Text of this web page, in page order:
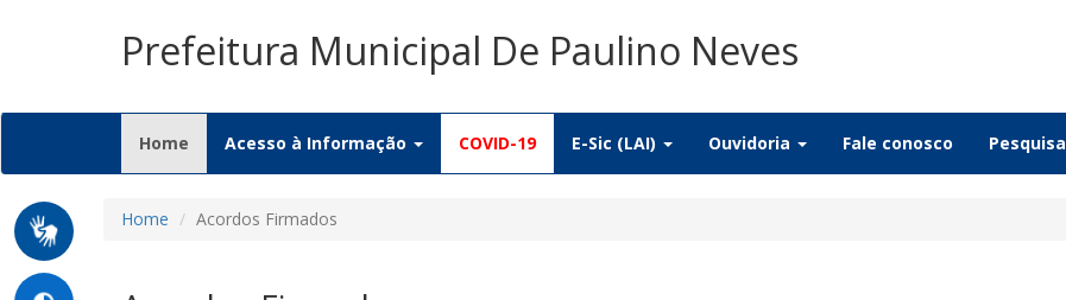
Prefeitura Municipal De Paulino Neves
Home (current)
Acesso à Informação COVID-19 E-Sic (LAI) Ouvidoria Fale conosco Pesquisa
Home Acordos Firmados